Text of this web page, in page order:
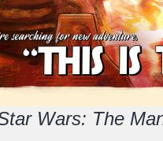
Wars: The